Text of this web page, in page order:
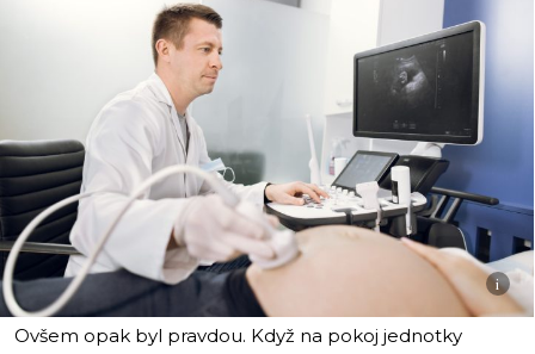
i
Ovšem opak byl pravdou. Když na pokoj jednotky